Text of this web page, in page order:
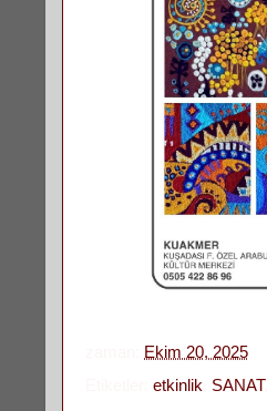
Ekim 20, 2025
etkinlik SANAT,